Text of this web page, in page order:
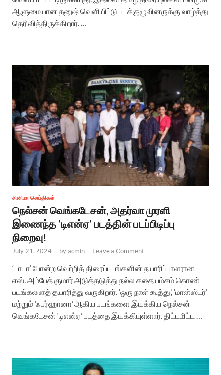
ஆளுமையான தனுஷ் வெளியிட்டு படக்குழுவினருக்கு வாழ்த்து
தெரிவித்திருக்கிறார். …
சினிமா செய்திகள்
நெல்சன் வெங்கடேசன், அதர்வா முரளி
இணைந்த ‘டிஎன்ஏ’ படத்தின் படப்பிடிப்பு
நிறைவு!
July 21, 2024 - byadmin - Leave a Comment
‘டாடா’ போன்ற வெற்றித் திரைப்படங்களின் தயாரிப்பாளரான
எஸ். அம்பேத் குமார் அடுத்தடுத்து நல்ல கதையம்சம் கொண்ட
படங்களைத் தயாரித்து வருகிறார். ‘ஒரு நாள் கூத்து’, ‘மான்ஸ்டர்’
மற்றும் ‘ஃபர்ஹானா’ ஆகிய படங்களை இயக்கிய நெல்சன்
வெங்கடேசன் ‘டிஎன்ஏ’ படத்தை இயக்கியுள்ளார். திட்டமிட்ட …